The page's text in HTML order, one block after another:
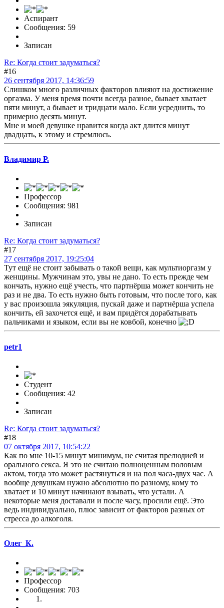
Аспирант
Сообщения: 59
Записан
Re: Когда стоит задуматься?
#16
26 сентября 2017, 14:36:59
Слишком много различных факторов влияют на достижение
оргазма. У меня время почти всегда разное, бывает хватает
пяти минут, а бывает и тридцати мало. Если усреднить, то
примерно десять минут.
Мне и моей девушке нравится когда акт длится минут
двадцать, к этому и стремлюсь.
Владимир Р.
Профессор
Сообщения: 981
Записан
Re: Когда стоит задуматься?
#17
27 сентября 2017, 19:25:04
Тут ещё не стоит забывать о такой вещи, как мультиоргазм у
женщины. Мужчинам это, увы не дано. То есть прежде чем
кончать, нужно ещё учесть, что партнёрша может кончить не
раз и не два. То есть нужно быть готовым, что после того, как
у вас произошла эякуляция, пускай даже и партнёрша успела
кончить, ей захочется ещё, и вам придётся дорабатывать
пальчиками и языком, если вы не ковбой, конечно
petr1
Студент
Сообщения: 42
Записан
Re: Когда стоит задуматься?
#18
07 октября 2017, 10:54:22
Как по мне 10-15 минут минимум, не считая прелюдией и
орального секса. Я это не считаю полноценным половым
актом, тогда это может растянуться и на пол часа-двух час. А
вообще девушкам нужно абсолютно по разному, кому то
хватает и 10 минут начинают взывать, что устали. А
некоторые меня доставали и после часу, просили ещё. Это
ведь индивидуально, плюс зависит от факторов разных от
стресса до алкоголя.
Олег_К.
Профессор
Сообщения: 703